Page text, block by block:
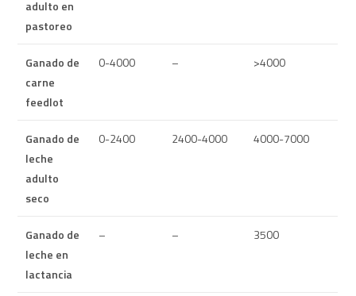
adulto en
pastoreo
Ganado de
carne
feedlot
0-4000 – >4000
Ganado de
leche
adulto
seco
0-2400 2400-4000 4000-7000
Ganado de
leche en
lactancia
– – 3500